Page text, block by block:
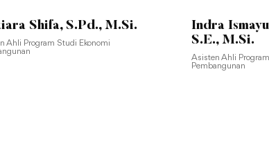
Shifa, S.Pd., M.Si.
Ahli Program Studi Ekonomi
Indra
S.E., M.Si.
Asisten Ahli
Pembangunan